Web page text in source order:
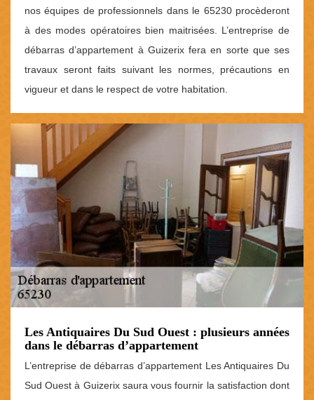
nos équipes de professionnels dans le 65230 procèderont
à des modes opératoires bien maitrisées. L’entreprise de
débarras d’appartement à Guizerix fera en sorte que ses
travaux seront faits suivant les normes, précautions en
vigueur et dans le respect de votre habitation.
Les Antiquaires Du Sud Ouest : plusieurs années
dans le débarras d’appartement
L’entreprise de débarras d’appartement Les Antiquaires Du
Sud Ouest à Guizerix saura vous fournir la satisfaction dont